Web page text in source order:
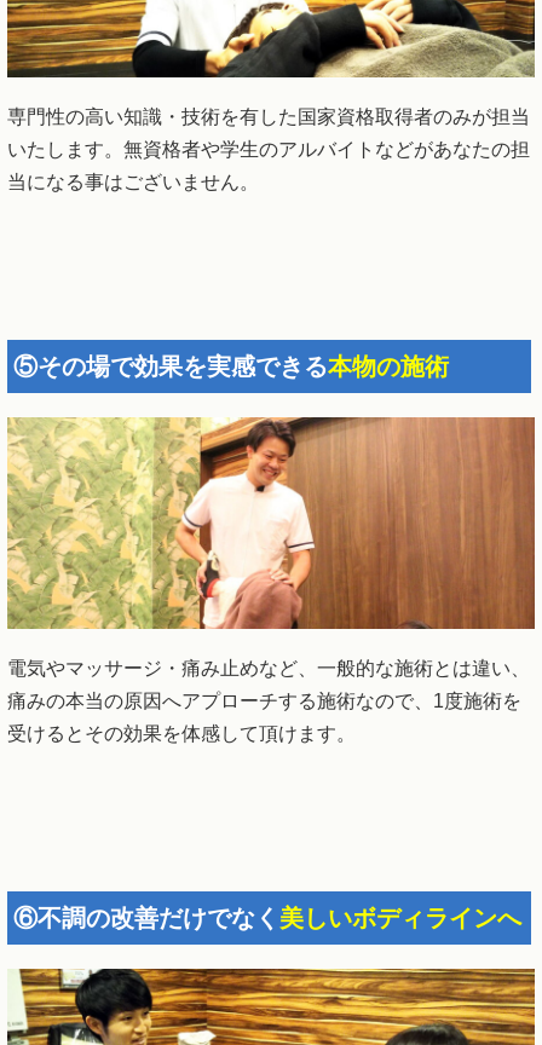
専門性の高い知識・技術を有した国家資格取得者のみが担当
いたします。無資格者や学生のアルバイトなどがあなたの担
当になる事はございません。
⑤その場で効果を実感できる本物の施術
電気やマッサージ・痛み止めなど、一般的な施術とは違い、
痛みの本当の原因へアプローチする施術なので、1度施術を
受けるとその効果を体感して頂けます。
⑥不調の改善だけでなく 美しいボディラインへ